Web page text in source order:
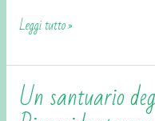
Leggi tutto »
Un santuario
Un
santuario